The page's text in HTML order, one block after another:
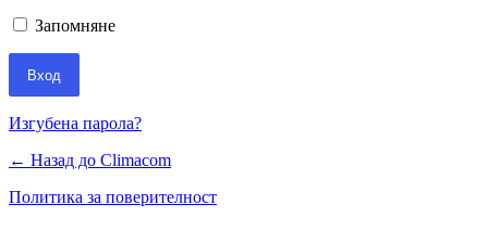
Запомняне
Изгубена парола?
← Назад до Climacom
Политика за поверителност